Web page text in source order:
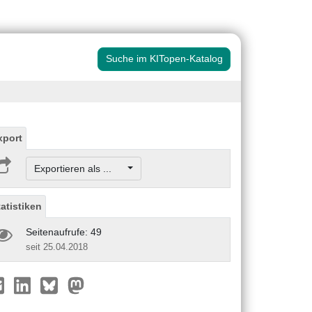
Suche im KITopen-Katalog
Exportieren als ...
Seitenaufrufe: 49
seit 25.04.2018